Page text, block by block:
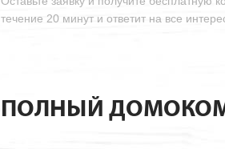
течение 20 минут и ответит на все
ПОЛНЫЙ